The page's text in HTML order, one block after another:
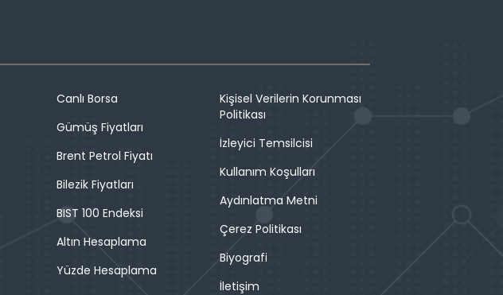
Canlı Borsa
Gümüş Fiyatları
Brent Petrol Fiyatı
Bilezik Fiyatları
BIST 100 Endeksi
Altın Hesaplama
Yüzde Hesaplama
Kişisel Verilerin Korunması
Politikası
İzleyici Temsilcisi
Kullanım Koşulları
Aydınlatma Metni
Çerez Politikası
Biyografi
İletişim